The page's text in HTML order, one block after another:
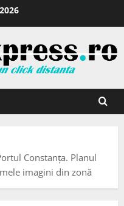
Constanța. Planul
imagini din zonă